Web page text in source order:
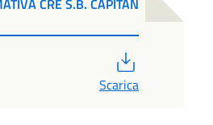
CRE S.B. CAPITAN
Scarica